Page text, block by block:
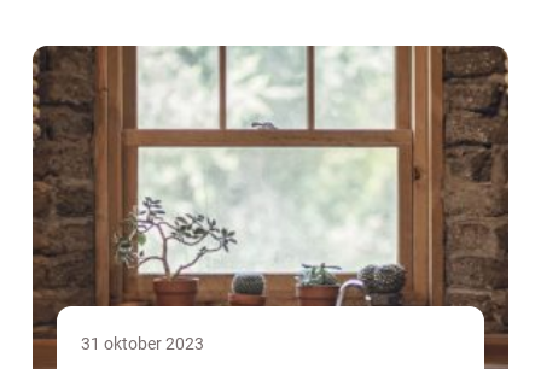
31 oktober 2023